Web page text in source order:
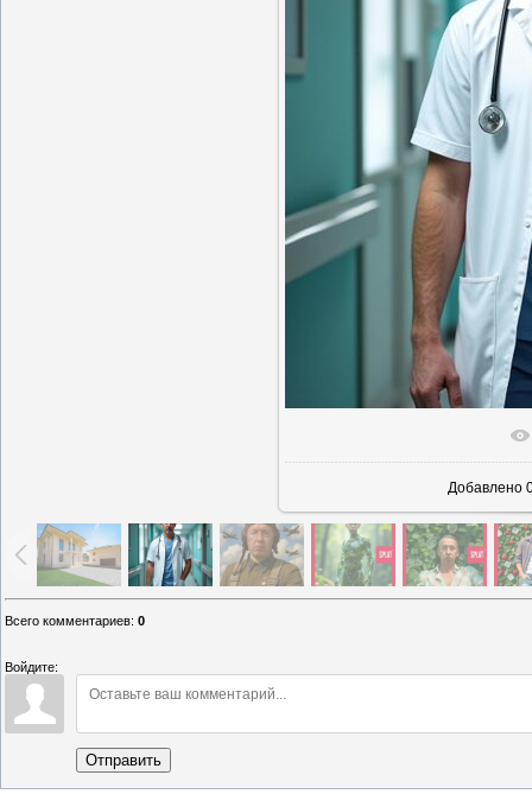
В
Добавлено
Всего комментариев: 0
Войдите:
Отправить